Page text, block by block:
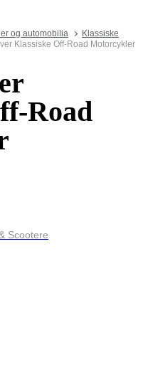
og automobilia
Klassiske
Klassiske Off-Road Motorcykler
Road
Scootere